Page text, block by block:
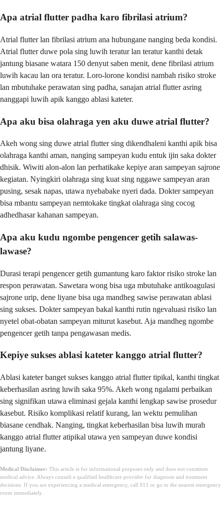
Apa atrial flutter padha karo fibrilasi atrium?
Atrial flutter lan fibrilasi atrium ana hubungane nanging beda kondisi.
Atrial flutter duwe pola sing luwih teratur lan teratur kanthi detak
jantung biasane watara 150 denyut saben menit, dene fibrilasi atrium
luwih kacau lan ora teratur. Loro-lorone kondisi nambah risiko stroke
lan mbutuhake perawatan sing padha, sanajan atrial flutter asring
nanggapi luwih apik kanggo ablasi kateter.
Apa aku bisa olahraga yen aku duwe atrial flutter?
Akeh wong sing duwe atrial flutter sing dikendhaleni kanthi apik bisa
olahraga kanthi aman, nanging sampeyan kudu entuk ijin saka dokter
dhisik. Wiwiti alon-alon lan perhatikake kepiye aran sampeyan sajrone
kegiatan. Nyingkiri olahraga sing kuat sing nggawe sampeyan aran
pusing, sesak napas, utawa nyebabake nyeri dada. Dokter sampeyan
bisa mbantu sampeyan nemtokake tingkat olahraga sing cocog
adhedhasar kahanan sampeyan.
Apa aku kudu ngombe pengencer getih salawas-
lawase?
Durasi terapi pengencer getih gumantung karo faktor risiko stroke lan
respon perawatan. Sawetara wong bisa uga mbutuhake antikoagulasi
sajrone urip, dene liyane bisa uga mandheg sawise perawatan ablasi
sing sukses. Dokter sampeyan bakal kanthi rutin ngevaluasi risiko lan
nyetel obat-obatan sampeyan miturut kasebut. Aja mandheg ngombe
pengencer getih tanpa pengawasan medis.
Kepiye sukses ablasi kateter kanggo atrial flutter?
Ablasi kateter banget sukses kanggo atrial flutter tipikal, kanthi tingkat
keberhasilan asring luwih saka 95%. Akeh wong ngalami perbaikan
sing signifikan utawa eliminasi gejala kanthi lengkap sawise prosedur
kasebut. Risiko komplikasi relatif kurang, lan wektu pemulihan
biasane cendhak. Nanging, tingkat keberhasilan bisa luwih murah
kanggo atrial flutter atipikal utawa yen sampeyan duwe kondisi
jantung liyane.
Medical Disclaimer: This article is for informational purposes only and does not constitute
medical advice. Always consult a qualified healthcare provider for diagnosis and treatment
decisions. If you are experiencing a medical emergency, call 911 or go to the nearest emergency
room immediately.